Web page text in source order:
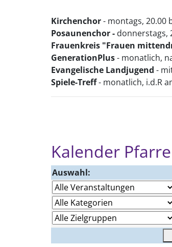
Kirchenchor- montags, 20.00
Posaunenchor - donnerstags,
Frauenkreis "Frauen
GenerationPlus- monatlich,
Evangelische Landjugend -
Spiele-Treff- monatlich, i.d.R
Kalender
Auswahl: